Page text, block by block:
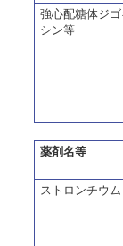
強心配糖体ジゴ
シン等
薬剤名等
ストロンチウム